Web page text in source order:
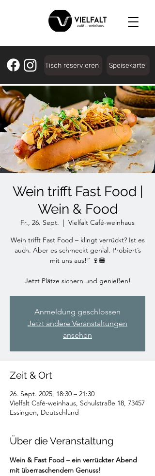
Tisch reservieren Speisekarte
Wein trifft Fast Food |
Wein & Food
Fr., 26. Sept.
  |
Vielfalt Café-weinhaus
Wein trifft Fast Food – klingt verrückt? Ist es
auch. Aber es schmeckt genial. Probiert’s
mit uns aus!“ 🍷🍔
Jetzt Plätze sichern und genießen!
Anmeldung geschlossen
Jetzt andere Veranstaltungen
ansehen
Zeit & Ort
26. Sept. 2025, 18:30 – 21:30
Vielfalt Café-weinhaus, Schulstraße 18, 73457
Essingen, Deutschland
Über die Veranstaltung
Wein & Fast Food – ein verrückter Abend
mit überraschendem Genuss!